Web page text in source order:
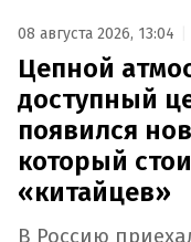
08 августа 2026, 13:04
Цепной
доступный
появился
который
«китайцев»
В Россию